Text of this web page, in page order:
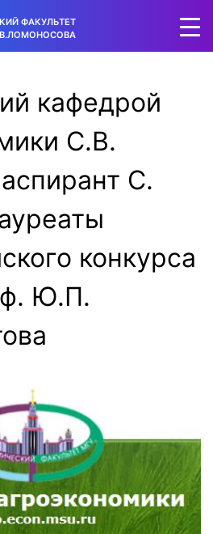
ФАКУЛЬТЕТ
кафедрой
С.В.
С.
конкурса
Ю.П.